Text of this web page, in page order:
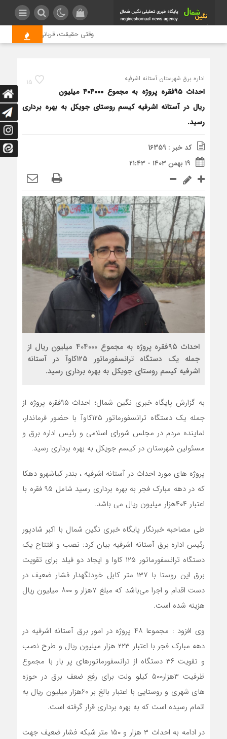
وقتی حقیقت، قربانی بازدید بیشتر
15 اداره برق شهرستان آستانه اشرفیه
احداث ۹۵فقره پروژه به مجموع ۴۰۴۰۰۰ میلیون
ریال در آستانه اشرفیه کیسم روستای جویکل به بهره برداری
رسید.
کد خبر : 16359
۱۹ بهمن ۱۴۰۳ - ۲۱:۴۳
احداث ۹۵فقره پروژه به مجموع 404000 میلیون ریال از
جمله یک دستگاه ترانسفورماتور ۱۲۵کاوآ در آستانه
اشرفیه کیسم روستای جویکل به بهره برداری رسید.
به گزارش پایگاه خبری نگین شمال؛ احداث ۹۵فقره پروژه از
جمله یک دستگاه ترانسفورماتور ۱۲۵کاوآ با حضور فرماندار،
نماینده مردم در مجلس شورای اسلامی و رئیس اداره برق و
مسئولین شهرستان در کیسم جویکل به بهره برداری رسید.
پروژه های مورد احداث در آستانه اشرفیه ، بندر کیاشهرو دهکا
که در دهه مبارک فجر به بهره برداری رسید شامل ۹۵ فقره با
اعتبار ۴۰۴هزار میلیون ریال می باشد.
طی مصاحبه خبرنگار پایگاه خبری نگین شمال با اکبر شادپور
رئیس اداره برق آستانه اشرفیه بیان کرد: نصب و افتتاح یک
دستگاه ترانسفورماتور ۱۲۵ کاوا و ایجاد دو فیلد برای تقویت
برق این روستا با ۱۳۷ متر کابل خودنگهدار فشار ضعیف در
دست اقدام و اجرا می‌باشد که مبلغ ۷هزار و ۸۰۰ میلیون ریال
هزینه شده است.
وی افزود : مجموعا ۴۸ پروژه در امور برق آستانه اشرفیه در
دهه مبارک فجر با اعتبار ۲۲۳ هزار میلیون ریال و طرح نصب
و تقویت ۳۶ دستگاه از ترانسفورماتورهای پر بار با مجموع
ظرفیت ۳هزار۵۰۰ کیلو ولت برای رفع ضعف برق در حوزه
های شهری و روستایی با اعتبار بالغ بر ۶۰هزار میلیون ریال به
اتمام رسیده است که به بهره برداری قرار گرفته است.
در ادامه به احداث ۳ هزار و ۱۵۰ متر شبکه فشار ضعیف جهت